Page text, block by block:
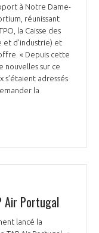
à Notre Dame-
réunissant
la Caisse des
et d’industrie) et
« Depuis cette
nouvelles sur ce
s’étaient adressés
la
Air Portugal
lancé la